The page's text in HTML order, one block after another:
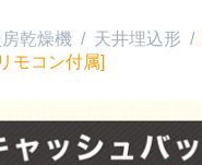
乾燥機 / 天井埋込形 /
モコン付属]